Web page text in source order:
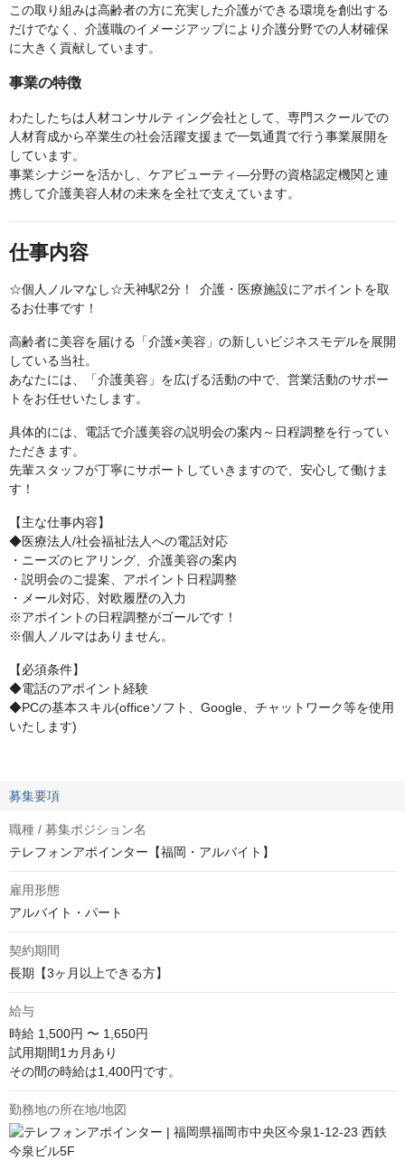
この取り組みは高齢者の方に充実した介護ができる環境を創出する
だけでなく、介護職のイメージアップにより介護分野での人材確保
に大きく貢献しています。
事業の特徴
わたしたちは人材コンサルティング会社として、専門スクールでの
人材育成から卒業生の社会活躍支援まで一気通貫で行う事業展開を
しています。
事業シナジーを活かし、ケアビューティ―分野の資格認定機関と連
携して介護美容人材の未来を全社で支えています。
仕事内容
☆個人ノルマなし☆天神駅2分！ 介護・医療施設にアポイントを取
るお仕事です！
高齢者に美容を届ける「介護×美容」の新しいビジネスモデルを展開
している当社。
あなたには、「介護美容」を広げる活動の中で、営業活動のサポー
トをお任せいたします。
具体的には、電話で介護美容の説明会の案内～日程調整を行ってい
ただきます。
先輩スタッフが丁寧にサポートしていきますので、安心して働けま
す！
【主な仕事内容】
◆医療法人/社会福祉法人への電話対応
・ニーズのヒアリング、介護美容の案内
・説明会のご提案、アポイント日程調整
・メール対応、対欧履歴の入力
※アポイントの日程調整がゴールです！
※個人ノルマはありません。
【必須条件】
◆電話のアポイント経験
◆PCの基本スキル(officeソフト、Google、チャットワーク等を使用
いたします)
募集要項
職種 / 募集ポジション名
テレフォンアポインター【福岡・アルバイト】
雇用形態
アルバイト・パート
契約期間
長期【3ヶ月以上できる方】
給与
時給 1,500円 〜 1,650円
試用期間1カ月あり
その間の時給は1,400円です。
勤務地の所在地/地図